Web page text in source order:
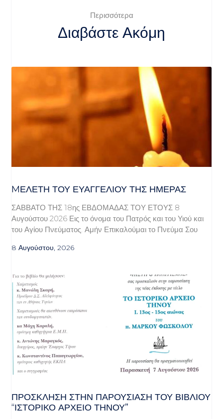
Περισσότερα
Διαβάστε Ακόμη
MΕΛΈΤΗ ΤΟΥ ΕΥΑΓΓΕΛΊΟΥ ΤΗΣ ΗΜΈΡΑΣ
ΣΑΒΒΑΤΟ ΤΗΣ 18ης ΕΒΔΟΜΑΔΑΣ ΤΟΥ ΕΤΟΥΣ 8
Αυγούστου 2026 Εις το όνομα του Πατρός και του Υιού και
του Αγίου Πνεύματος. Αμήν Επικαλούμαι το Πνεύμα Σου
8 Αυγούστου, 2026
ΠΡΌΣΚΛΗΣΗ ΣΤΗΝ ΠΑΡΟΥΣΊΑΣΗ ΤΟΥ ΒΙΒΛΊΟΥ
“ΙΣΤΟΡΙΚΌ ΑΡΧΕΊΟ ΤΉΝΟΥ”